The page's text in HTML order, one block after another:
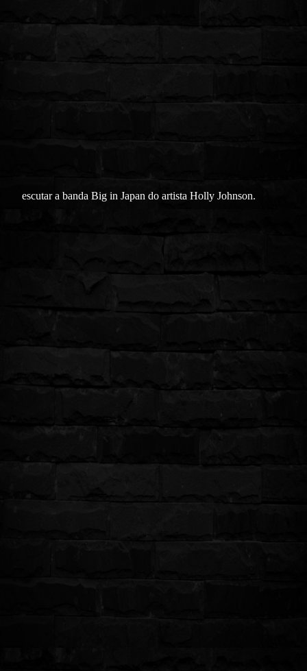
escutar a banda Big in Japan do artista Holly Johnson.